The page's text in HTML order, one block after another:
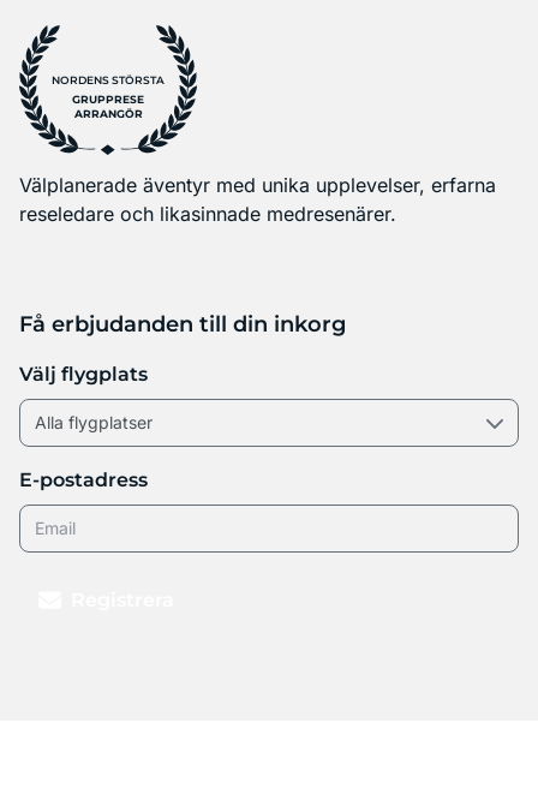
NORDENS STÖRSTA
GRUPPRESE
ARRANGÖR
Välplanerade äventyr med unika upplevelser, erfarna
reseledare och likasinnade medresenärer.
Få erbjudanden till din inkorg
Välj flygplats
E-postadress